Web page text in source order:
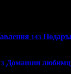
143
3 Домашни